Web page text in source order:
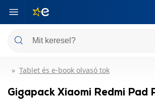
Tablet és e-book olvasó tok
Gigapack Xiaomi Redmi Pad